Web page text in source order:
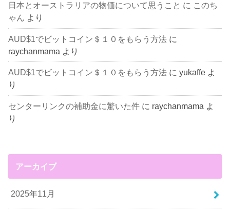
日本とオーストラリアの物価について思うこと に このち
ゃん より
AUD$1でビットコイン＄１０をもらう方法 に
raychanmama より
AUD$1でビットコイン＄１０をもらう方法 にyukaffe よ
り
センターリンクの補助金に驚いた件 に raychanmama よ
り
アーカイブ
2025年11月